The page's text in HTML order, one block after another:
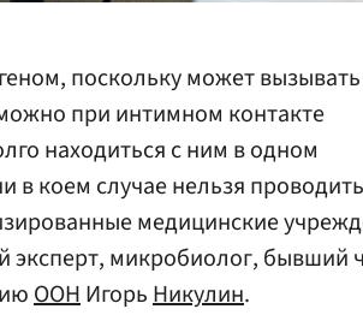
поскольку может
при интимном контакте
находиться с ним в одном
в коем случае нельзя проводить
медицинские
эксперт, микробиолог, бывший
ООНИгорьНикулин.